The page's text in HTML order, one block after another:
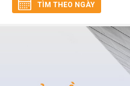
TÌM THEO NGÀY